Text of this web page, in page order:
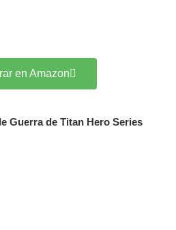
en Amazon
Guerra de Titan Hero Series